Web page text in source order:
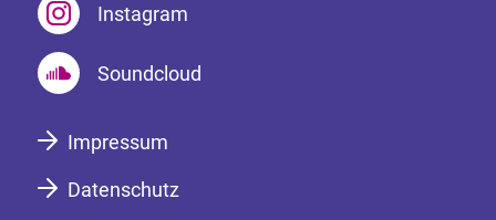
Instagram
Soundcloud
Impressum
Datenschutz